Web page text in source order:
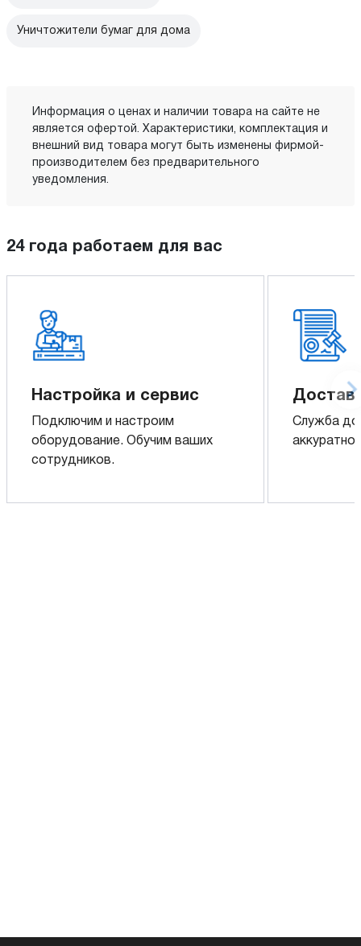
Уничтожители бумаг для дома
Информация о ценах и наличии товара на сайте не
является офертой. Характеристики, комплектация и
внешний вид товара могут быть изменены фирмой-
производителем без предварительного
уведомления.
24 года работаем для вас
Настройка и сервис
Подключим и настроим
оборудование. Обучим ваших
сотрудников.
Служба
аккуратно